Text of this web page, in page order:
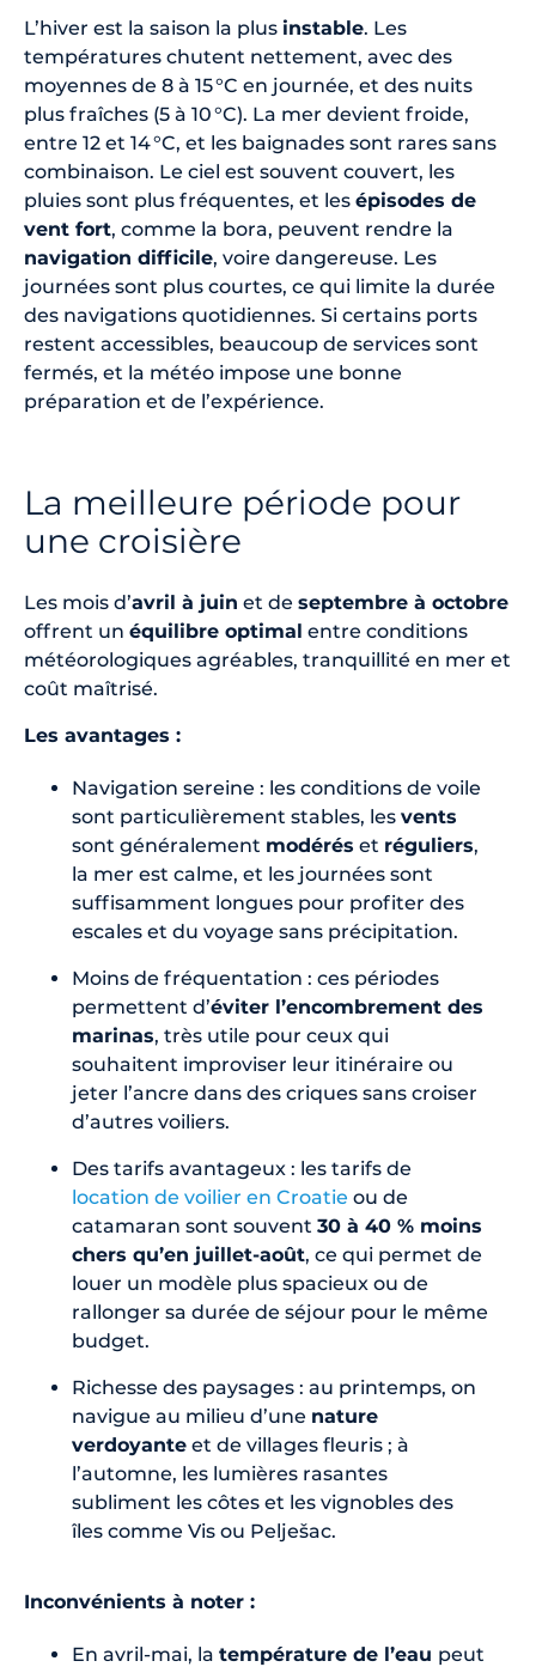
L’hiver est la saison la plus instable. Les
températures chutent nettement, avec des
moyennes de 8 à 15 °C en journée, et des nuits
plus fraîches (5 à 10 °C). La mer devient froide,
entre 12 et 14 °C, et les baignades sont rares sans
combinaison. Le ciel est souvent couvert, les
pluies sont plus fréquentes, et les épisodes de
vent fort, comme la bora, peuvent rendre la
navigation difficile, voire dangereuse. Les
journées sont plus courtes, ce qui limite la durée
des navigations quotidiennes. Si certains ports
restent accessibles, beaucoup de services sont
fermés, et la météo impose une bonne
préparation et de l’expérience.
La meilleure période pour
une croisière
Les mois d’avril à juin et de septembre à octobre
offrent un équilibre optimal entre conditions
météorologiques agréables, tranquillité en mer et
coût maîtrisé.
Les avantages :
Navigation sereine : les conditions de voile
sont particulièrement stables, les vents
sont généralement modérés et réguliers,
la mer est calme, et les journées sont
suffisamment longues pour profiter des
escales et du voyage sans précipitation.
Moins de fréquentation : ces périodes
permettent d’éviter l’encombrement des
marinas, très utile pour ceux qui
souhaitent improviser leur itinéraire ou
jeter l’ancre dans des criques sans croiser
d’autres voiliers.
Des tarifs avantageux : les tarifs de
location de voilier en Croatie ou de
catamaran sont souvent 30 à 40 % moins
chers qu’en juillet-août, ce qui permet de
louer un modèle plus spacieux ou de
rallonger sa durée de séjour pour le même
budget.
Richesse des paysages : au printemps, on
navigue au milieu d’une nature
verdoyante et de villages fleuris ; à
l’automne, les lumières rasantes
subliment les côtes et les vignobles des
îles comme Vis ou Pelješac.
Inconvénients à noter :
En avril-mai, la température de l’eau peut